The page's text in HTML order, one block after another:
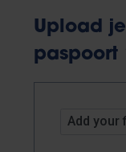
Upload
paspoort
Add your